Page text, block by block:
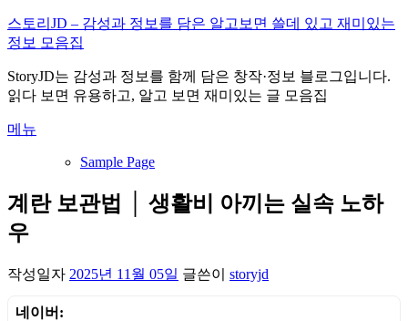
내
용
로
바
가
스토리JD – 감성과 정보를 담은 알고보면 쓸데 있고 재미있는
정보 모음집
StoryJD는 감성과 정보를 함께 담은 창작·정보 블로그입니다.
읽다 보면 유용하고, 알고 보면 재미있는 글 모음집
메뉴
Sample Page
계란 보관법 │ 생활비 아끼는 실속 노하
우
작성일자 2025년 11월 05일 글쓴이 storyjd
네이버: